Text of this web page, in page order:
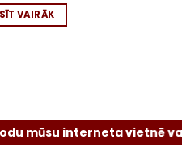
VAIRĀK
interneta vietnē vai